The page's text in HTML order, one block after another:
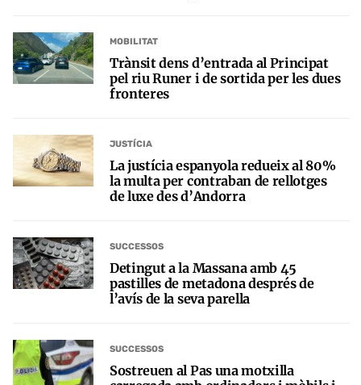
MOBILITAT
Trànsit dens d’entrada al Principat
pel riu Runer i de sortida per les dues
fronteres
JUSTÍCIA
La justícia espanyola redueix al 80%
la multa per contraban de rellotges
de luxe des d’Andorra
SUCCESSOS
Detingut a la Massana amb 45
pastilles de metadona després de
l’avís de la seva parella
SUCCESSOS
Sostreuen al Pas una motxilla